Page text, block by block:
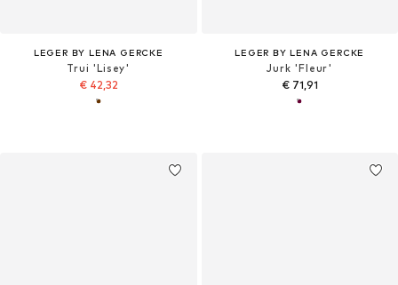
LEGER BY LENA GERCKE
Trui 'Lisey'
€ 42,32
LEGER BY LENA GERCKE
Jurk 'Fleur'
€ 71,91